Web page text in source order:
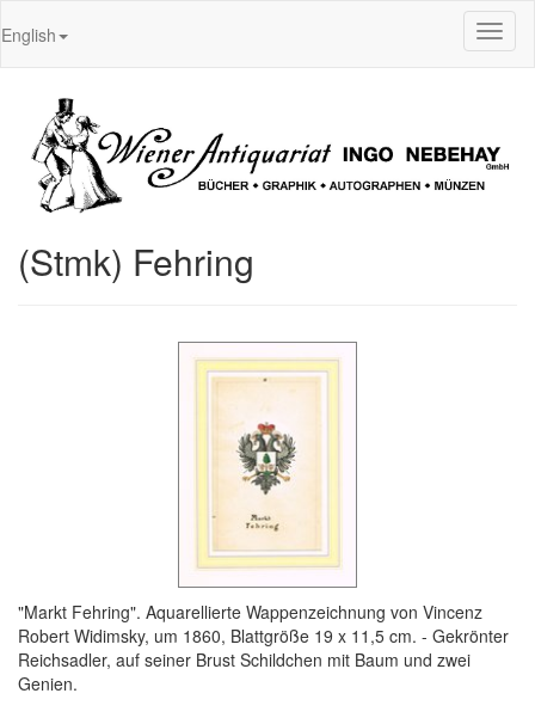
English
(Stmk) Fehring
"Markt Fehring". Aquarellierte Wappenzeichnung von Vincenz
Robert Widimsky, um 1860, Blattgröße 19 x 11,5 cm. - Gekrönter
Reichsadler, auf seiner Brust Schildchen mit Baum und zwei
Genien.